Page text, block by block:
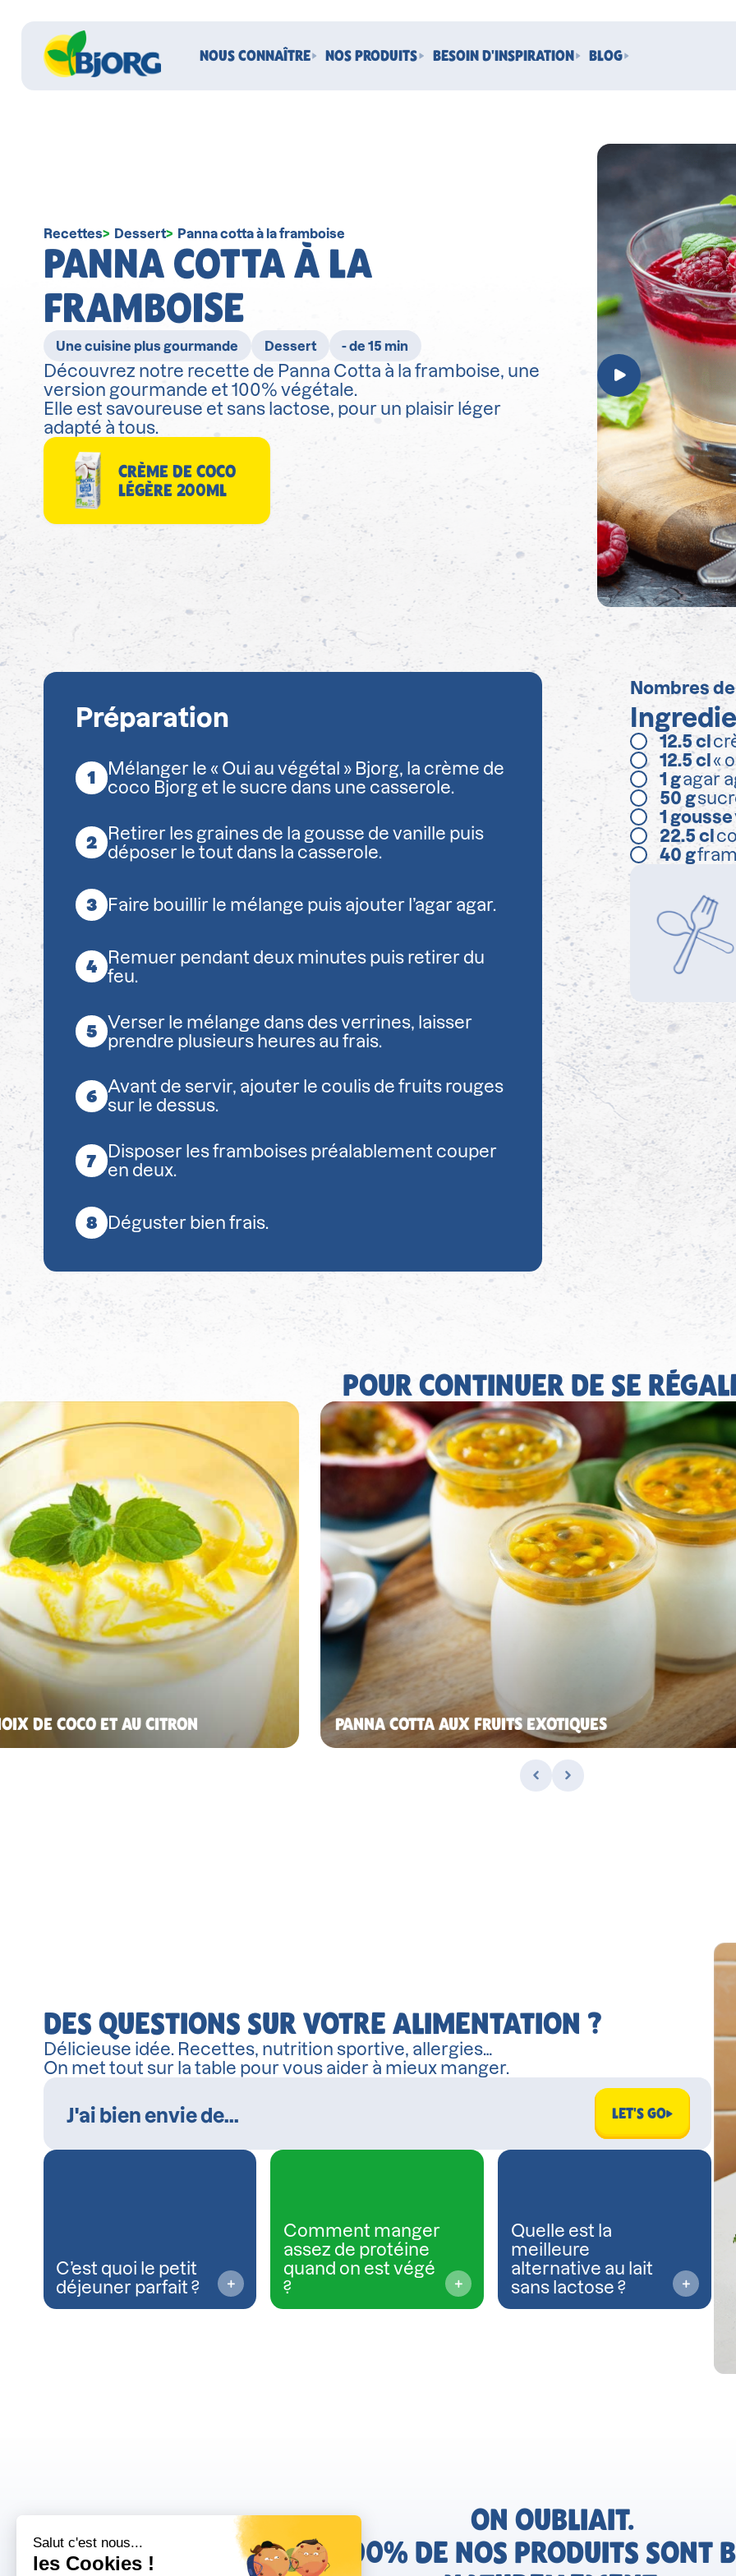
NOUS CONNAÎTRE NOS PRODUITS BESOIN D'INSPIRATION BLOG
Recettes Dessert Panna cotta à la framboise
PANNA COTTA À LA
FRAMBOISE
Une cuisine plus gourmande Dessert - de 15 min
Découvrez notre recette de Panna Cotta à la framboise, une
version gourmande et 100% végétale.
Elle est savoureuse et sans lactose, pour un plaisir léger
adapté à tous.
CRÈME DE COCO
LÉGÈRE 200ML
Préparation
Mélanger le « Oui au végétal » Bjorg, la crème de
coco Bjorg et le sucre dans une casserole.
Retirer les graines de la gousse de vanille puis
déposer le tout dans la casserole.
Faire bouillir le mélange puis ajouter l’agar agar.
Remuer pendant deux minutes puis retirer du
feu.
Verser le mélange dans des verrines, laisser
prendre plusieurs heures au frais.
Avant de servir, ajouter le coulis de fruits rouges
sur le dessus.
Disposer les framboises préalablement couper
en deux.
Déguster bien frais.
Nombres
12.5 cl
12.5 cl «
1 gagar
50 g
1 gousse
22.5 cl
40 g
POUR CONTINUER DE SE
DE COCO ET AU CITRON PANNA COTTA AUX FRUITS EXOTIQUES
DES QUESTIONS SUR VOTRE ALIMENTATION ?
Délicieuse idée. Recettes, nutrition sportive, allergies…
On met tout sur la table pour vous aider à mieux manger.
LET'S GO
C’est quoi le petit
déjeuner parfait ?
Comment manger
assez de protéine
quand on est végé
?
Quelle est la
meilleure
alternative au lait
sans lactose ?
ON OUBLIAIT.
100% DE NOS PRODUITS SONT